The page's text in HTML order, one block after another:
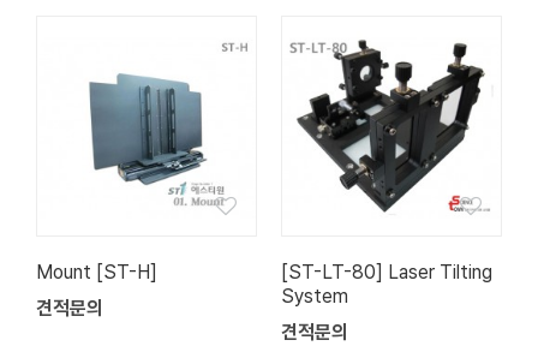
Mount [ST-H]
견적문의
[ST-LT-80] Laser Tilting
System
견적문의